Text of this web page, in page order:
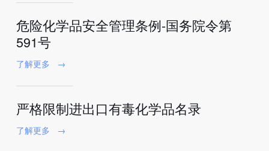
危险化学品安全管理条例-国务院令第
591号
了解更多 →
严格限制进出口有毒化学品名录
了解更多 →